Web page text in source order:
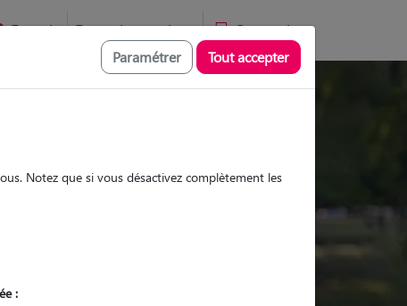
Favoris Devenir pet sitter Connexion
Visites
Visites
Paramétrer Tout accepter
Notez que si vous désactivez complètement les
: